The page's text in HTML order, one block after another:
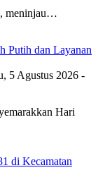
meninjau…
Putih dan Layanan
5 Agustus 2026 -
Hari
di Kecamatan